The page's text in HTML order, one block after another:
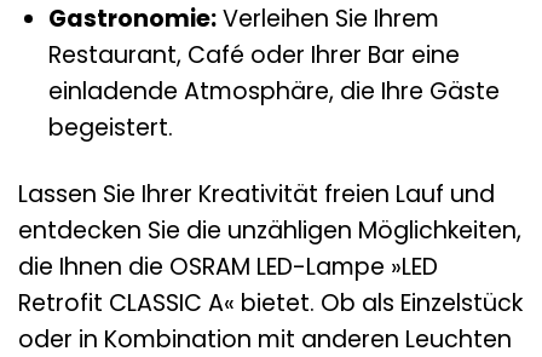
Gastronomie:Verleihen Sie Ihrem
Restaurant, Café oder Ihrer Bar eine
einladende Atmosphäre, die Ihre Gäste
begeistert.
Lassen Sie Ihrer Kreativität freien Lauf und
entdecken Sie die unzähligen Möglichkeiten,
die Ihnen die OSRAM LED-Lampe »LED
Retrofit CLASSIC A« bietet. Ob als Einzelstück
oder in Kombination mit anderen Leuchten